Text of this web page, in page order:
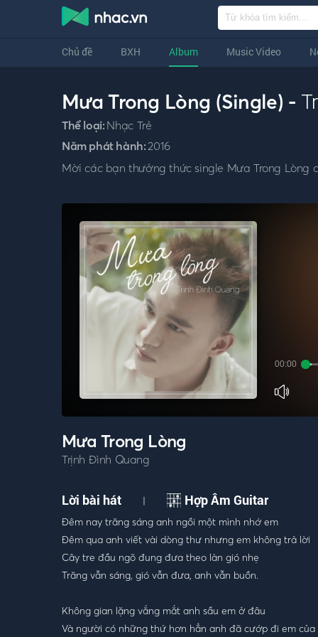
Chủ đề BXH Album Music Video
Mưa Trong Lòng (Single) -
Thể loại: Nhạc Trẻ
Năm phát hành:2016
Mời các bạn thưởng thức single Mưa Trong Lòng
00:00
Mưa Trong Lòng
Trịnh Đình Quang
Lời bài hát | Hợp Âm Guitar
Đêm nay trăng sáng anh ngồi một mình nhớ em
Đêm qua anh viết vài dòng thư nhưng em không trả lời
Cây tre đầu ngõ đung đưa theo làn gió nhẹ
Trăng vẫn sáng, gió vẫn đưa, anh vẫn buồn.
Không gian lặng vắng mắt anh sầu em ở đâu
Và người có những thứ hơn hẳn anh đã cướp đi em của